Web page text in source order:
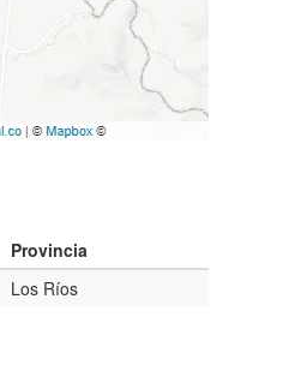
Provincia
Los Ríos